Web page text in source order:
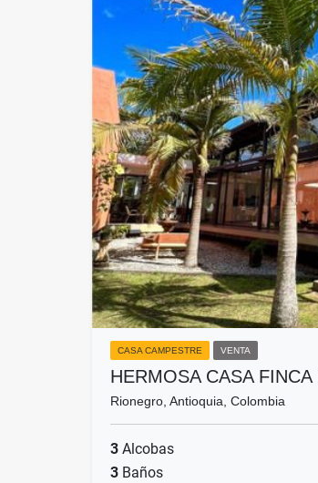
CASA CAMPESTRE VENTA
HERMOSA CASA
Rionegro, Antioquia, Colombia
3 Alcobas
3 Baños